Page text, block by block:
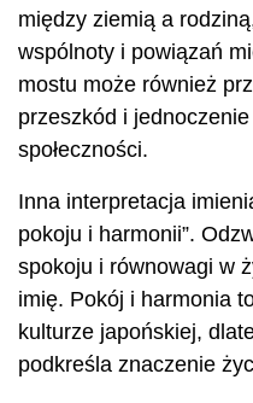
między ziemią a
wspólnoty i powiązań
mostu może również
przeszkód i
społeczności.
Inna interpretacja
pokoju i harmonii”.
spokoju i równowagi w
imię. Pokój i harmonia
kulturze japońskiej,
podkreśla znaczenie